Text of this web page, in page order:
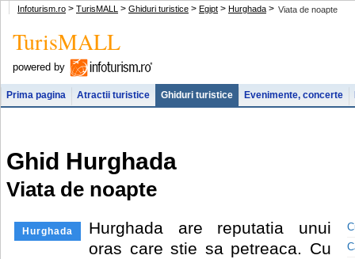
Viata de noapte
Infoturism.ro > TurisMALL > Ghiduri turistice > Egipt > Hurghada >
TurisMALL
powered by
Prima pagina Atractii turistice Ghiduri turistice Evenimente, concerte
Ghid Hurghada
Viata de noapte
Hurghada
Hurghada are reputatia unui
oras care stie sa petreaca. Cu